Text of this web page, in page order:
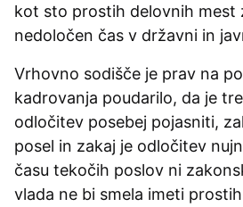
kot sto prostih delovnih mest
nedoločen čas v državni in
Vrhovno sodišče je prav na
kadrovanja poudarilo, da je
odločitev posebej pojasniti,
posel in zakaj je odločitev
času tekočih poslov ni
vlada ne bi smela imeti